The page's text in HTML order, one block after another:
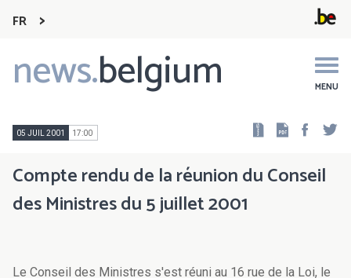
FR
news.belgium MENU
Main
navigation
05 JUIL 2001 17:00
Compte rendu de la réunion du Conseil
des Ministres du 5 juillet 2001
Le Conseil des Ministres s'est réuni au 16 rue de la Loi, le